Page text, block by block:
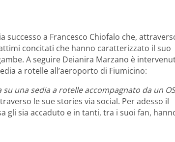
a Francesco Chiofalo che,
concitati che hanno caratterizzato il suo
A seguire Deianira Marzano è
a rotelle all’aeroporto di Fiumicino:
una sedia a rotelle accompagnato da un OS
le sue stories via social. Per adesso il
gli sia accaduto e in tanti, tra i suoi fan,